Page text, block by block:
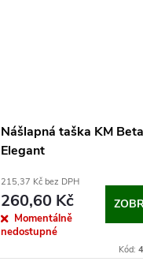
Nášlapná taška KM Beta
Elegant
215,37 Kč bez DPH
260,60 Kč
Momentálně
nedostupné
Kód: